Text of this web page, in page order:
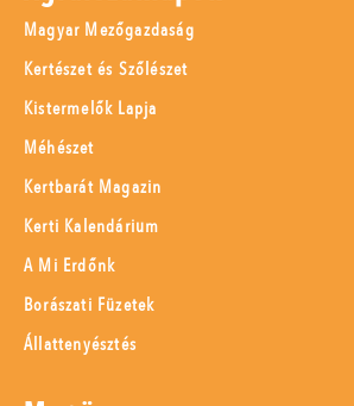
Magyar Mezőgazdaság
Kertészet és Szőlészet
Kistermelők Lapja
Méhészet
Kertbarát Magazin
Kerti Kalendárium
A Mi Erdőnk
Borászati Füzetek
Állattenyésztés